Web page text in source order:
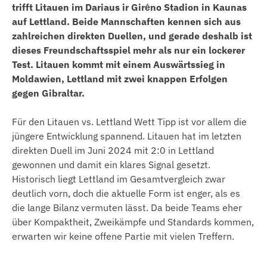
trifft Litauen im Dariaus ir Girėno Stadion in Kaunas
auf Lettland. Beide Mannschaften kennen sich aus
zahlreichen direkten Duellen, und gerade deshalb ist
dieses Freundschaftsspiel mehr als nur ein lockerer
Test. Litauen kommt mit einem Auswärtssieg in
Moldawien, Lettland mit zwei knappen Erfolgen
gegen Gibraltar.
Für den Litauen vs. Lettland Wett Tipp ist vor allem die
jüngere Entwicklung spannend. Litauen hat im letzten
direkten Duell im Juni 2024 mit 2:0 in Lettland
gewonnen und damit ein klares Signal gesetzt.
Historisch liegt Lettland im Gesamtvergleich zwar
deutlich vorn, doch die aktuelle Form ist enger, als es
die lange Bilanz vermuten lässt. Da beide Teams eher
über Kompaktheit, Zweikämpfe und Standards kommen,
erwarten wir keine offene Partie mit vielen Treffern.